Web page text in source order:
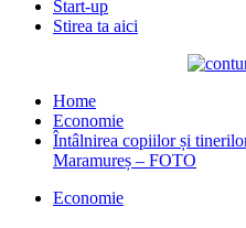
Start-up
Stirea ta aici
Home
Economie
Întâlnirea copiilor și
Maramureș – FOTO
Economie